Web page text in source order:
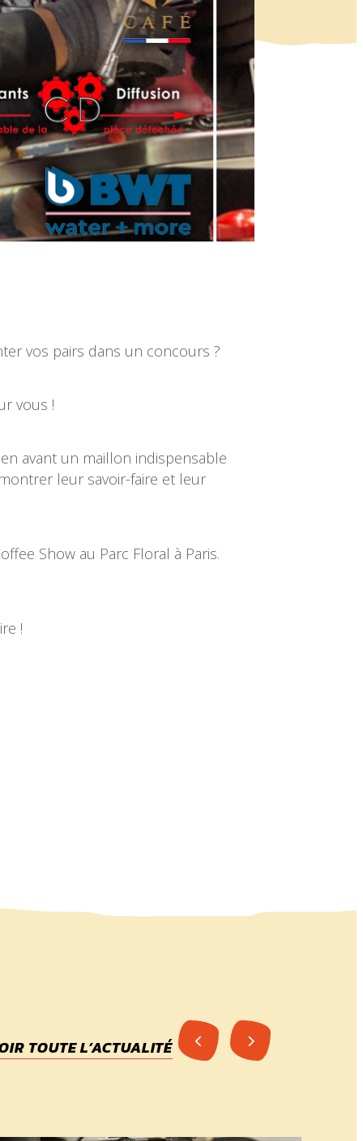
vos pairs dans un concours ?
vous !
avant un maillon indispensable
leur savoir-faire et leur
Show au Parc Floral à Paris.
!
TOUTE L’ACTUALITÉ